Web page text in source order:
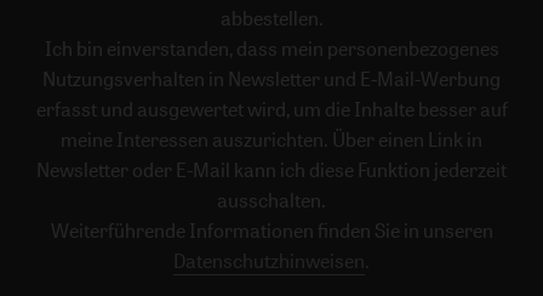
abbestellen.
Ich bin einverstanden, dass mein personenbezogenes
Nutzungsverhalten in Newsletter und E-Mail-Werbung
erfasst und ausgewertet wird, um die Inhalte besser auf
meine Interessen auszurichten. Über einen Link in
Newsletter oder E-Mail kann ich diese Funktion jederzeit
ausschalten.
Weiterführende Informationen finden Sie in unseren
Datenschutzhinweisen .